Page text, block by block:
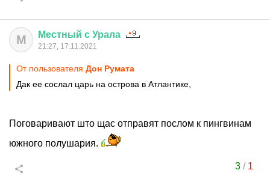
М Местный с Урала
21:27, 17.11.2021
От пользователя Дон Руматa
Дак ее сослал царь на острова в Атлантике,
Поговаривают што щас отправят послом к пингвинам
южного полушария.
3/ 1